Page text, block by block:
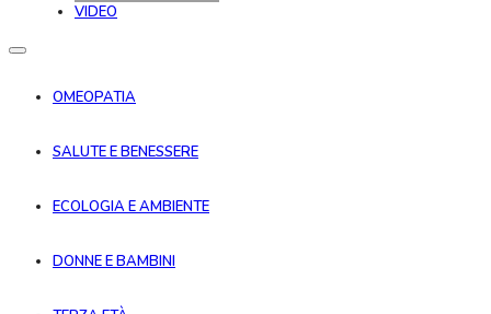
VIDEO
OMEOPATIA
SALUTE E BENESSERE
ECOLOGIA E AMBIENTE
DONNE E BAMBINI